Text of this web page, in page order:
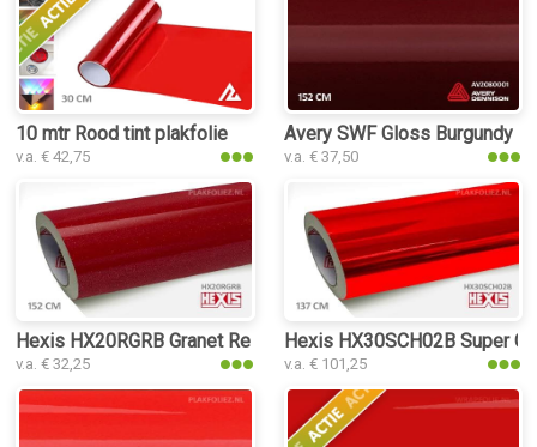
10 mtr Rood tint plakfolie
v.a. € 42,75
Avery SWF Gloss Burgundy
v.a. € 37,50
Hexis HX20RGRB Granet Red Gloss plakfolie
v.a. € 32,25
Hexis HX30SCH02B Super
v.a. € 101,25